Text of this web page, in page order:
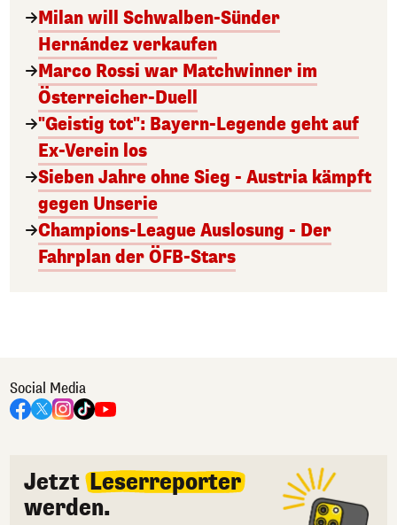
Milan will Schwalben-Sünder
Hernández verkaufen
Marco Rossi war Matchwinner im
Österreicher-Duell
"Geistig tot": Bayern-Legende geht auf
Ex-Verein los
Sieben Jahre ohne Sieg - Austria kämpft
gegen Unserie
Champions-League Auslosung - Der
Fahrplan der ÖFB-Stars
Social Media
Jetzt Leserreporter
werden.